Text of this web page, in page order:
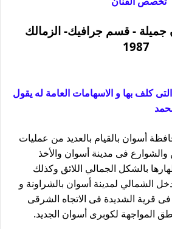
جميلة - قسم جرافيك- الزمالك
1987
التى كلف بها و الاسهامات العامة له يقول
أسوان بالقيام بالعديد من عمليات
والشوارع فى مدينة أسوان والأخذ
بالشكل الجمالي اللائق وكذلك
الشمالي لمدينة أسوان بالشراونة و
فى قرية الشديدة فى الاتجاه الشرقى
المواجهة لكوبرى أسوان الجديد.